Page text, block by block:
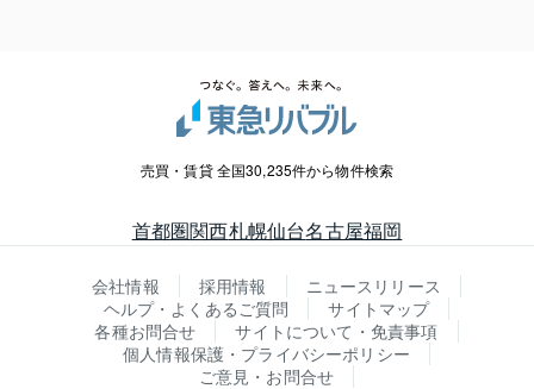
売買・賃貸 全国30,235件から物件検索
首都圏関西札幌仙台名古屋福岡
会社情報 採用情報
ニュースリリース
ヘルプ・よくあるご質問
サイトマップ
各種お問合せ
サイトについて・免責事項
個人情報保護・プライバシーポリシー
ご意見・お問合せ